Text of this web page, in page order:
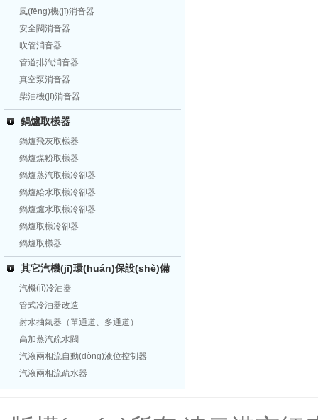
風(fēng)機(jī)消音器
安全閥消音器
吹管消音器
管道排汽消音器
真空泵消音器
柴油機(jī)消音器
鍋爐取樣器
鍋爐飛灰取樣器
鍋爐煤粉取樣器
鍋爐蒸汽取樣冷卻器
鍋爐給水取樣冷卻器
鍋爐爐水取樣冷卻器
鍋爐取樣冷卻器
鍋爐取樣器
其它汽機(jī)環(huán)保設(shè)備
汽機(jī)冷油器
管式冷油器改造
射水抽氣器（單通道、多通道）
高加蒸汽疏水閥
汽液兩相流自動(dòng)液位控制器
汽液兩相流疏水器